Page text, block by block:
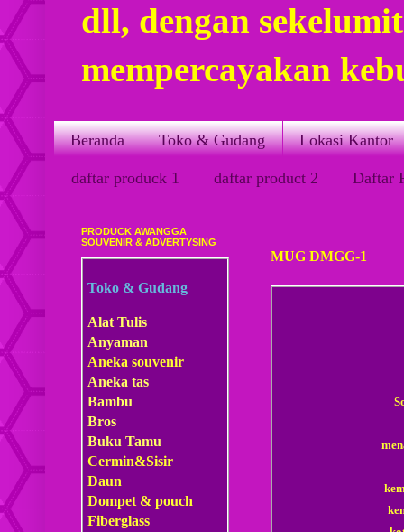
dll, dengan
mempercayakan
Beranda Toko & Gudang Lokasi Kantor
daftar produck 1 daftar product 2 Daftar
MUG DMGG-1
PRODUCK AWANGGA
SOUVENIR & ADVERTYSING
Toko & Gudang
Alat Tulis
Anyaman
Aneka souvenir
Aneka tas
Bambu
Bros
Buku Tamu
Cermin&Sisir
Daun
Dompet & pouch
Fiberglass